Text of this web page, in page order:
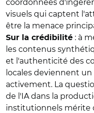
coordonnées
visuels qui captent
être la menace
Sur la crédibilité : à
les contenus
et l'authenticité des
locales deviennent
activement. La
de l'IA dans la
institutionnels mérite